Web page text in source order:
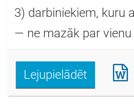
3) darbiniekiem, kuru
— ne mazāk par vienu
Lejupielādēt